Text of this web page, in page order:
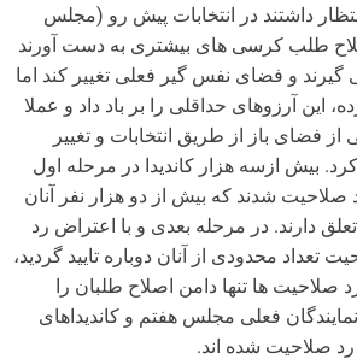
داشتند در انتخابات پیش رو (مجلس
طلب کرسی های بیشتری به دست آورند
گیرند و فضای نفس گیر فعلی تغییر کند اما
این آرزوهای حداقلی را بر باد داد و عملا
از فضای باز از طریق انتخابات و تغییر
بیش ازسه هزار کاندیدا در مرحله اول
شدند که بیش از دو هزار نفر آنان
دارند. در مرحله بعدی و با اعتراض رد
محدودی از آنان دوباره تایید گردید،
صلاحیت ها تنها دامن اصلاح طلبان را
فعلی مجلس هفتم و کاندیداهای
صلاحیت شده اند.